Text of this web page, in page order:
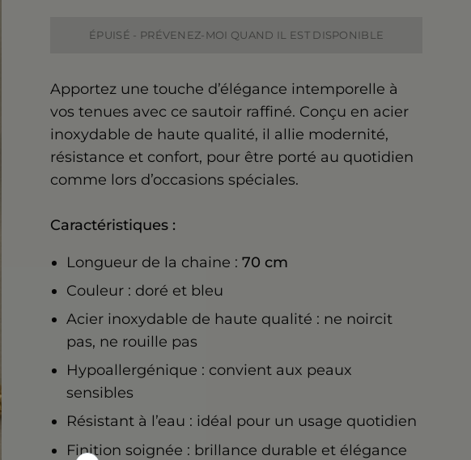
ÉPUISÉ - PRÉVENEZ-MOI QUAND IL EST DISPONIBLE
Apportez une touche d’élégance intemporelle à
vos tenues avec ce sautoir raffiné. Conçu en acier
inoxydable de haute qualité, il allie modernité,
résistance et confort, pour être porté au quotidien
comme lors d’occasions spéciales.
Caractéristiques :
Longueur de la chaine : 70 cm
Couleur : doré et bleu
Acier inoxydable de haute qualité : ne noircit
pas, ne rouille pas
Hypoallergénique : convient aux peaux
sensibles
Résistant à l’eau : idéal pour un usage quotidien
Finition soignée : brillance durable et élégance